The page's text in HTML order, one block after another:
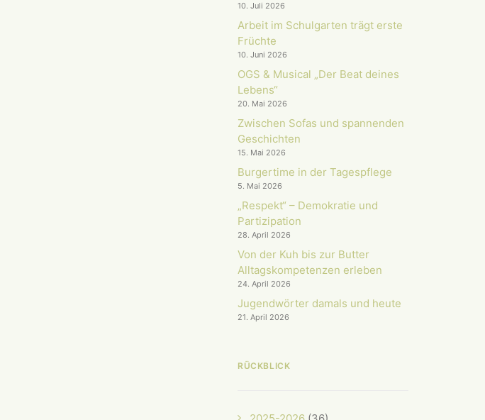
10. Juli 2026
Arbeit im Schulgarten trägt erste
Früchte
10. Juni 2026
OGS & Musical „Der Beat deines
Lebens“
20. Mai 2026
Zwischen Sofas und spannenden
Geschichten
15. Mai 2026
Burgertime in der Tagespflege
5. Mai 2026
„Respekt“ – Demokratie und
Partizipation
28. April 2026
Von der Kuh bis zur Butter
Alltagskompetenzen erleben
24. April 2026
Jugendwörter damals und heute
21. April 2026
RÜCKBLICK